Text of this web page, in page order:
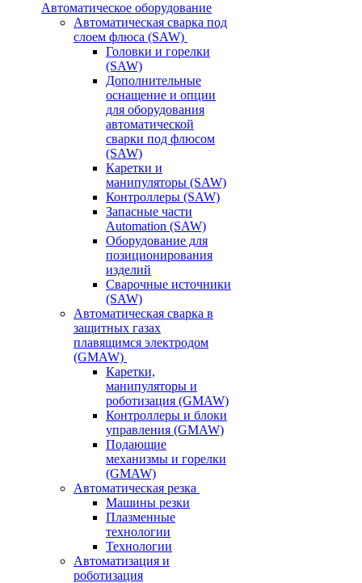
Автоматическое оборудование
Автоматическая сварка под
слоем флюса (SAW)
Головки и горелки
(SAW)
Дополнительные
оснащение и опции
для оборудования
автоматической
сварки под флюсом
(SAW)
Каретки и
манипуляторы (SAW)
Контроллеры (SAW)
Запасные части
Automation (SAW)
Оборудование для
позиционирования
изделий
Сварочные источники
(SAW)
Автоматическая сварка в
защитных газах
плавящимся электродом
(GMAW)
Каретки,
манипуляторы и
роботизация (GMAW)
Контроллеры и блоки
управления (GMAW)
Подающие
механизмы и горелки
(GMAW)
Автоматическая резка
Машины резки
Плазменные
технологии
Технологии
Автоматизация и
роботизация